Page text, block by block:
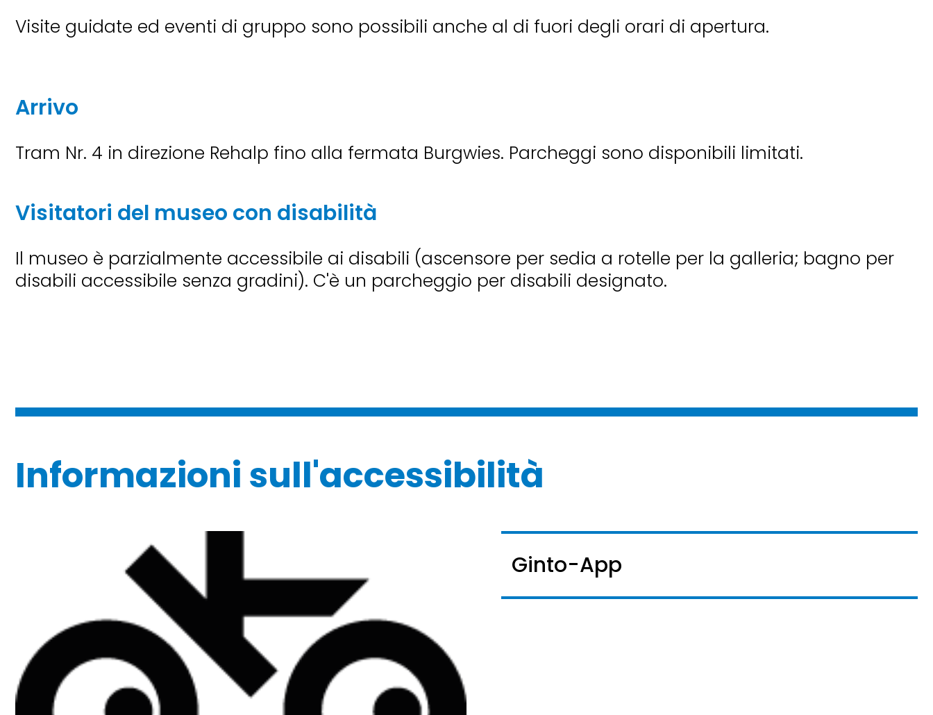
Visite guidate ed eventi di gruppo sono possibili anche al di fuori degli orari di apertura.
Arrivo
Tram Nr. 4 in direzione Rehalp fino alla fermata Burgwies. Parcheggi sono disponibili limitati.
Visitatori del museo con disabilità
Il museo è parzialmente accessibile ai disabili (ascensore per sedia a rotelle per la galleria; bagno per
disabili accessibile senza gradini). C'è un parcheggio per disabili designato.
Informazioni sull'accessibilità
Ginto-App